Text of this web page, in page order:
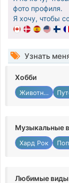
фото профиля.
Я хочу, чтобы
Узнать
Хобби
Животные
Музыкальные
Хард Рок
Любимые виды